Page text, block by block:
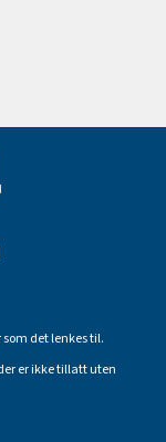
det lenkes til.
er ikke tillatt uten